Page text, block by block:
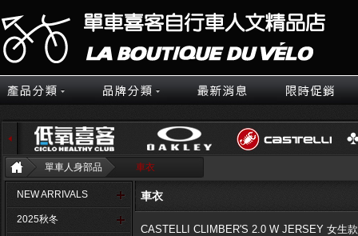
單車人身部品 車衣
NEW ARRIVALS
2025秋冬
車衣
CASTELLI CLIMBER'S 2.0 W JERSEY 女生款